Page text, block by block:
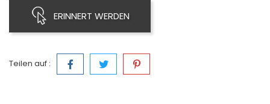
ERINNERT WERDEN
Teilen auf :